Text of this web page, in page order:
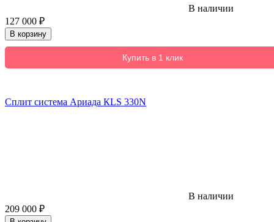
В наличии
127 000 ₽
В корзину
Купить в 1 клик
Сплит система Ариада КLS 330N
В наличии
209 000 ₽